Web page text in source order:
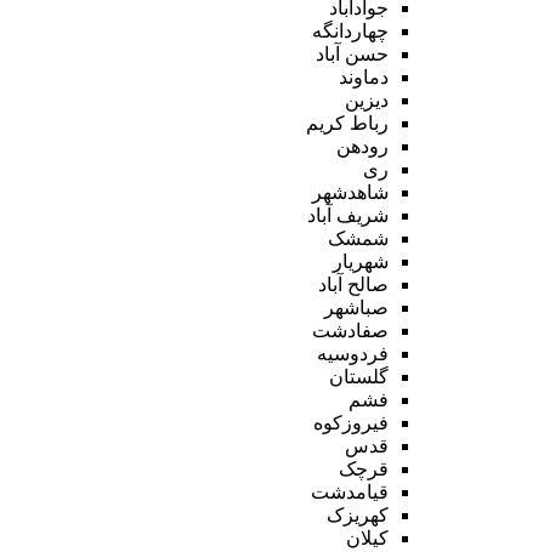
جوادآباد
چهاردانگه
حسن آباد
دماوند
دیزین
رباط کریم
رودهن
ری
شاهدشهر
شریف آباد
شمشک
شهریار
صالح آباد
صباشهر
صفادشت
فردوسیه
گلستان
فشم
فیروزکوه
قدس
قرچک
قیامدشت
کهریزک
کیلان